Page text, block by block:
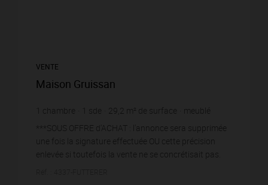
VENTE
Maison Gruissan
chambre sde 29,2 m² de surface
meublé
4 965,75 €prix / m²
***SOUS OFFRE d'ACHAT : l'annonce sera supprimée
une fois la signature effectuée OU cette précision
enlevée si toutefois la vente ne se concrétisait pas.